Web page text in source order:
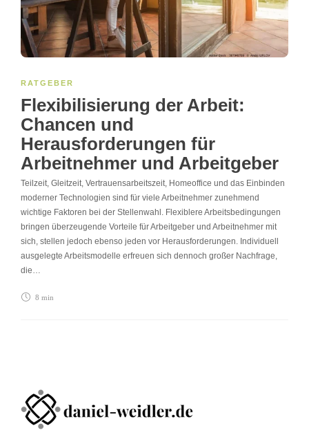
RATGEBER
Flexibilisierung der Arbeit:
Chancen und
Herausforderungen für
Arbeitnehmer und Arbeitgeber
Teilzeit, Gleitzeit, Vertrauensarbeitszeit, Homeoffice und das Einbinden
moderner Technologien sind für viele Arbeitnehmer zunehmend
wichtige Faktoren bei der Stellenwahl. Flexiblere Arbeitsbedingungen
bringen überzeugende Vorteile für Arbeitgeber und Arbeitnehmer mit
sich, stellen jedoch ebenso jeden vor Herausforderungen. Individuell
ausgelegte Arbeitsmodelle erfreuen sich dennoch großer Nachfrage,
die…
8 min